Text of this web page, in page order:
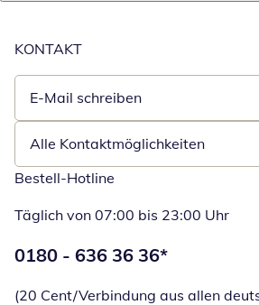
KONTAKT
E-Mail schreiben
Öffnet E-Mail-Client
Alle Kontaktmöglichkeiten
Bestell-Hotline
Täglich von 07:00 bis 23:00 Uhr
Telefonnummer:
0180 - 636 36 36*
(20 Cent/Verbindung aus allen